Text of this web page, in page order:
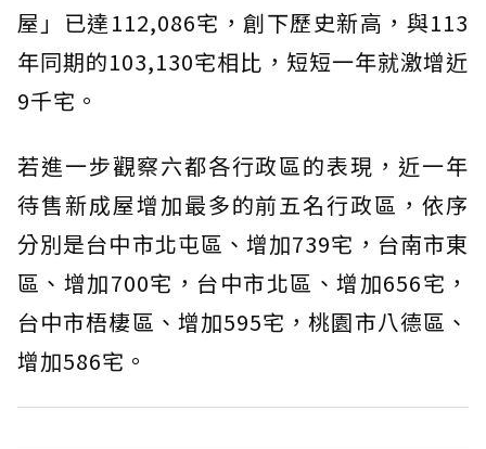
屋」已達112,086宅，創下歷史新高，與113
年同期的103,130宅相比，短短一年就激增近
9千宅。
若進一步觀察六都各行政區的表現，近一年
待售新成屋增加最多的前五名行政區，依序
分別是台中市北屯區、增加739宅，台南市東
區、增加700宅，台中市北區、增加656宅，
台中市梧棲區、增加595宅，桃園市八德區、
增加586宅。